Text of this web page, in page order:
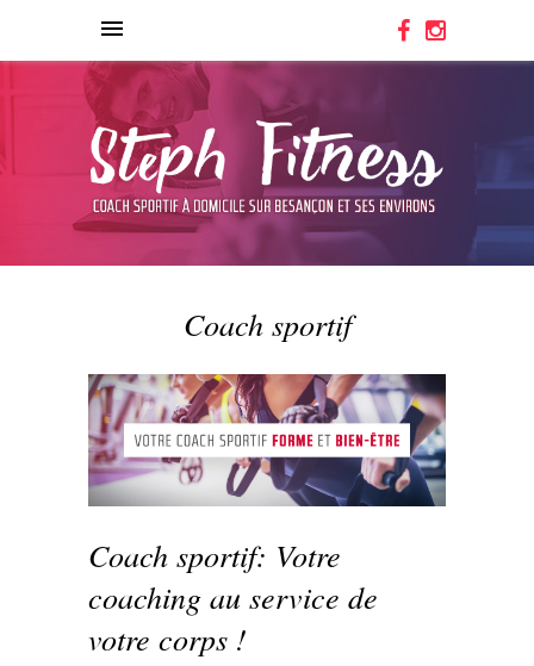
Coach sportif
Coach sportif: Votre
coaching au service de
votre corps !